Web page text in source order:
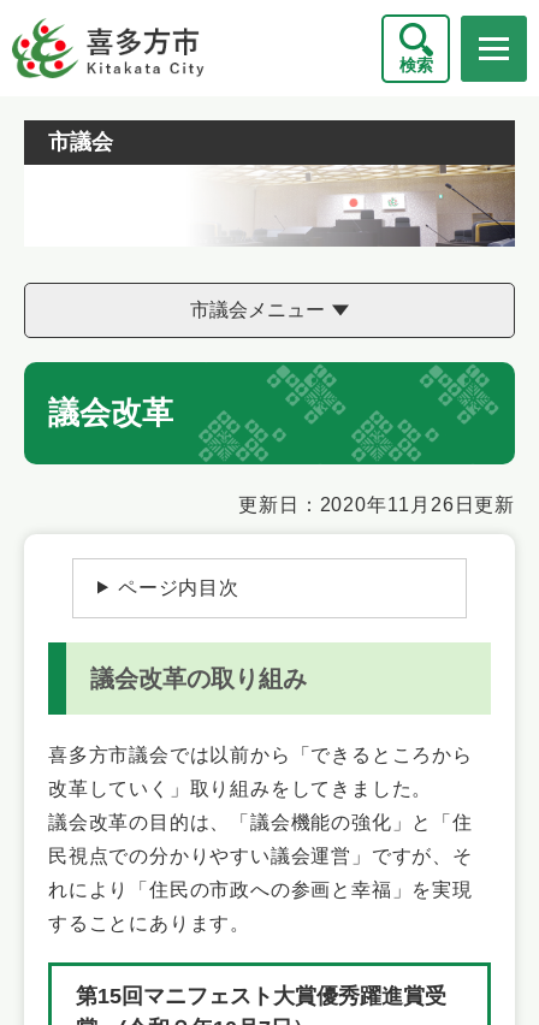
ー
ジ
検索
市議会
市議会メニュー
議会改革
文
更新日：2020年11月26日更新
ページ内目次
議会改革の取り組み
喜多方市議会では以前から「できるところから
改革していく」取り組みをしてきました。
議会改革の目的は、「議会機能の強化」と「住
民視点での分かりやすい議会運営」ですが、そ
れにより「住民の市政への参画と幸福」を実現
することにあります。
第15回マニフェスト大賞優秀躍進賞受